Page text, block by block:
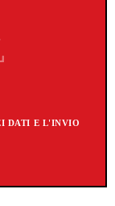
DATI E L'INVIO